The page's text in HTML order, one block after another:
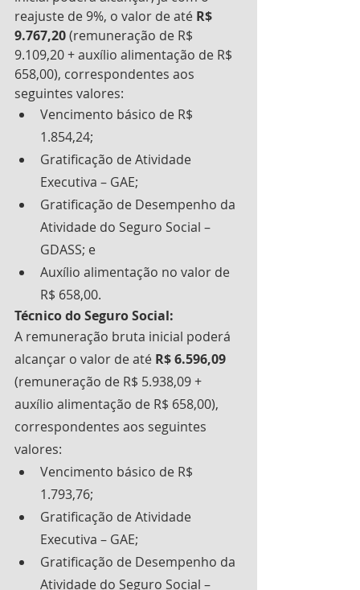
reajuste de 9%, o valor de até R$
9.767,20 (remuneração de R$
9.109,20 + auxílio alimentação de R$
658,00), correspondentes aos
seguintes valores:
Vencimento básico de R$
1.854,24;
Gratificação de Atividade
Executiva – GAE;
Gratificação de Desempenho da
Atividade do Seguro Social –
GDASS; e
Auxílio alimentação no valor de
R$ 658,00.
Técnico do Seguro Social:
A remuneração bruta inicial poderá
alcançar o valor de até R$ 6.596,09
(remuneração de R$ 5.938,09 +
auxílio alimentação de R$ 658,00),
correspondentes aos seguintes
valores:
Vencimento básico de R$
1.793,76;
Gratificação de Atividade
Executiva – GAE;
Gratificação de Desempenho da
Atividade do Seguro Social –